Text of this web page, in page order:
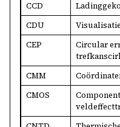
CCD
CDU
CEP
Circular
CMM
CMOS